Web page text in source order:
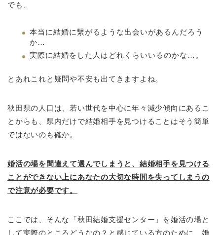
でも、
本当に結婚に繋がるような出会いがあるんだろう
か…
実際に結婚をした人はどれくらいいるのかな…。
とあれこれと疑問や不安も出てきますよね。
秋田県の人口は、若い世代を中心に年々減少傾向にあるこ
とからも、県内だけで結婚相手を見つけることはそう簡単
ではないのも確か。
婚活の場を間違えて選んでしまうと、結婚相手を見つける
ことができない上にあなたの大切な時間を失ってしまうの
で注意が必要です。
ここでは、そんな「秋田結婚支援センター」を婚活の場と
して実際のところどうなの？と感じている方のために、婚